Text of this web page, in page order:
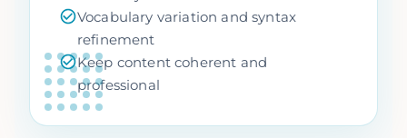
Vocabulary variation and syntax
refinement
Keep content coherent and
professional